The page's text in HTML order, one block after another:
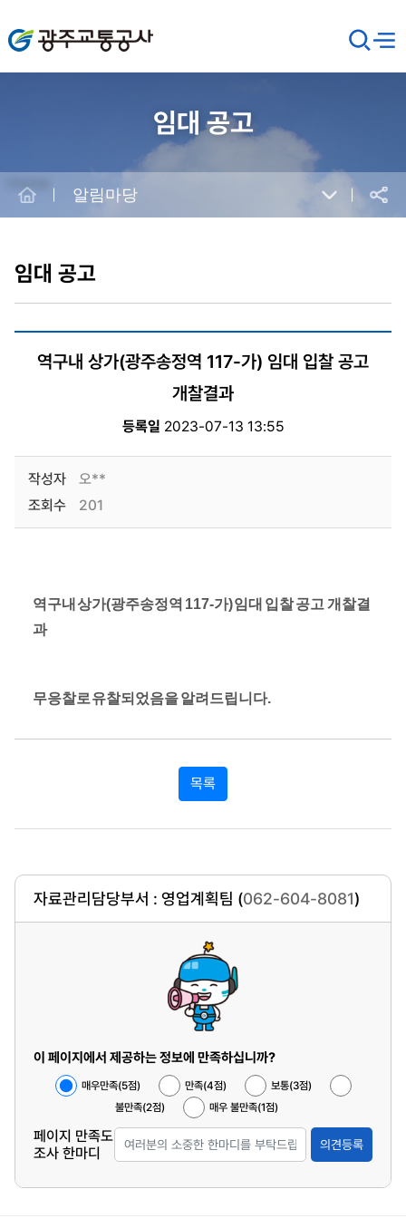
광주교통공사
검
색
창
메뉴
임대 공고
공유
알림마당
임대 공고
역구내 상가(광주송정역 117-가) 임대 입찰 공고
개찰결과
등록일 2023-07-13 13:55
작성자
오**
조회수
201
역구내 상가(광주송정역 117-가) 임대 입찰 공고 개찰결
과
무응찰로 유찰되었음을 알려드립니다.
목록
자료관리담당부서 : 영업계획팀 (062-604-8081)
이 페이지에서 제공하는 정보에 만족하십니까?
매우만족(5점) 만족(4점)
보통(3점)
불만족(2점)
매우 불만족(1점)
페이지 만족도
조사 한마디
의견등록